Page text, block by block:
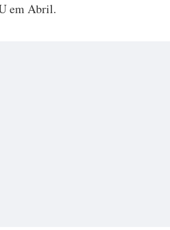
em Abril.